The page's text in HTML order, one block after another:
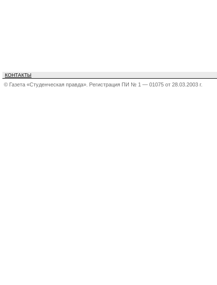
КОНТАКТЫ
© Газета «Студенческая правда». Регистрация ПИ № 1 — 01075 от 28.03.2003 г.